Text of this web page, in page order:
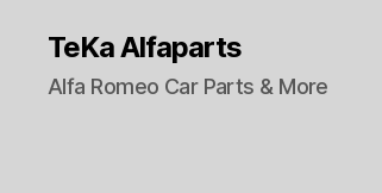
TeKa Alfaparts
Alfa Romeo Car Parts & More